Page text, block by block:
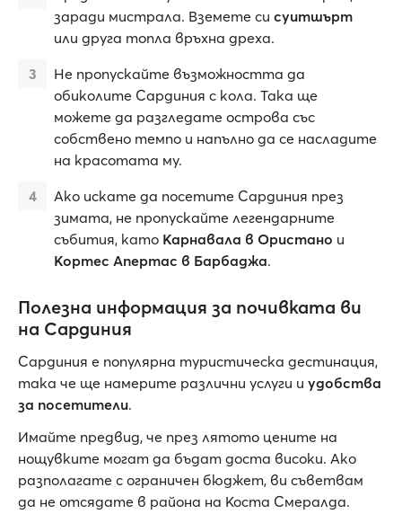
заради мистрала. Вземете си суитшърт
или друга топла връхна дреха.
Не пропускайте възможността да
обиколите Сардиния с кола. Така ще
можете да разгледате острова със
собствено темпо и напълно да се насладите
на красотата му.
Ако искате да посетите Сардиния през
зимата, не пропускайте легендарните
събития, като Карнавала в Ористано и
Кортес Апертас в Барбаджа.
Полезна информация за почивката ви
на Сардиния
Сардиния е популярна туристическа дестинация,
така че ще намерите различни услуги и удобства
за посетители.
Имайте предвид, че през лятото цените на
нощувките могат да бъдат доста високи. Ако
разполагате с ограничен бюджет, ви съветвам
да не отсядате в района на Коста Смералда.